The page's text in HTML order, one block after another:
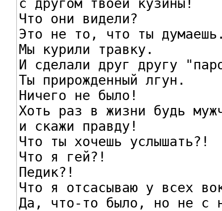
Что они видели?
Это не то, что ты
Мы курили травку.
И сделали друг другу
Ты прирожденный лгун.
Ничего не было!
Хоть раз в жизни будь
и скажи правду!
Что ты хочешь услышать?!
Что я гей?!
Педик?!
Что я отсасываю у всех
Да, что-то было, но не с